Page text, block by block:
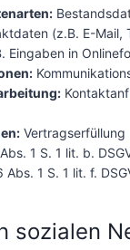
(z.B. E-Mail,
Eingaben in
1 S. 1 lit. b.
1 S. 1 lit. f.
sozialen